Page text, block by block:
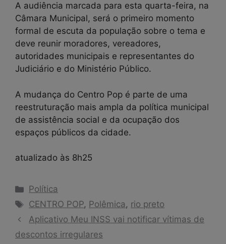
A audiência marcada para esta quarta-feira, na
Câmara Municipal, será o primeiro momento
formal de escuta da população sobre o tema e
deve reunir moradores, vereadores,
autoridades municipais e representantes do
Judiciário e do Ministério Público.
A mudança do Centro Pop é parte de uma
reestruturação mais ampla da política municipal
de assistência social e da ocupação dos
espaços públicos da cidade.
atualizado às 8h25
Categorias
Política
Tags
CENTRO POP, Polêmica , rio preto
Aplicativo Meu INSS vai notificar vítimas de
descontos irregulares